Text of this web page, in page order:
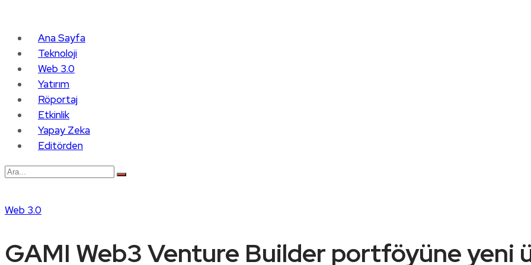
Ana Sayfa
Teknoloji
Web 3.0
Yatırım
Röportaj
Etkinlik
Yapay Zeka
Editörden
Web 3.0
GAMI Web3 Venture Builder portföyüne yeni